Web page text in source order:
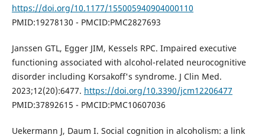
https://doi.org/10.1177/155005940904000110
PMID:19278130 - PMCID:PMC2827693
Janssen GTL, Egger JIM, Kessels RPC. Impaired executive
functioning associated with alcohol-related neurocognitive
disorder including Korsakoff's syndrome. J Clin Med.
2023;12(20):6477. https://doi.org/10.3390/jcm12206477
PMID:37892615 - PMCID:PMC10607036
Uekermann J, Daum I. Social cognition in alcoholism: a link